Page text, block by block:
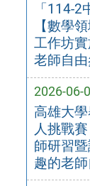
「114-
【數學
工作坊
老師自由
2026-06-
高雄大
人挑戰
師研習
趣的老師